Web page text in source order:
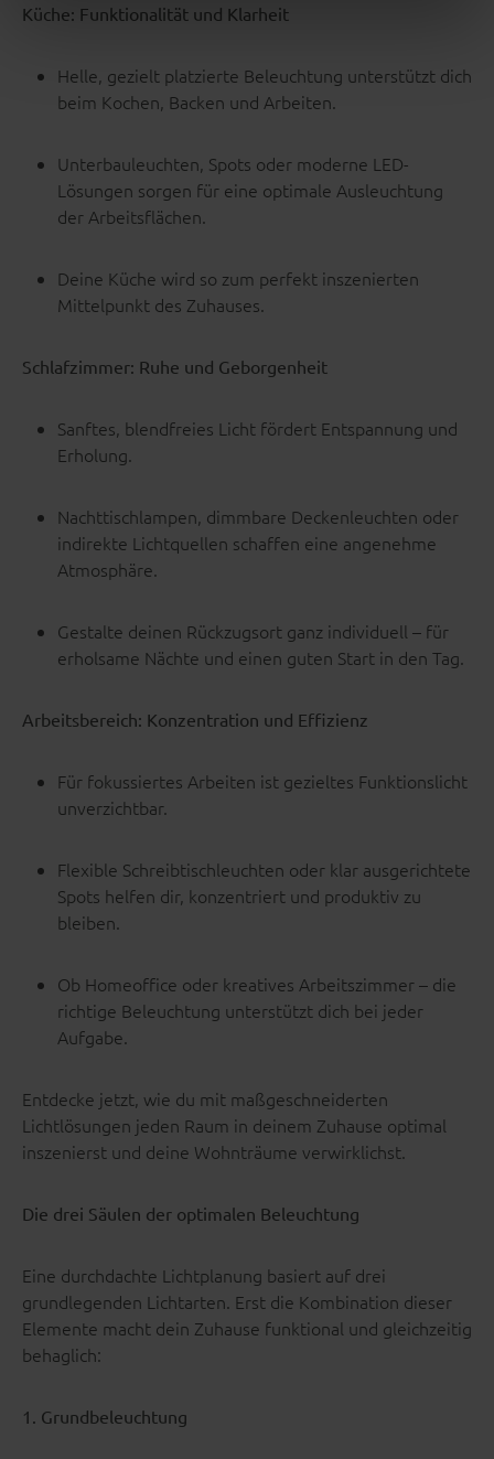
Küche: Funktionalität und Klarheit
Helle, gezielt platzierte Beleuchtung unterstützt dich
beim Kochen, Backen und Arbeiten.
Unterbauleuchten, Spots oder moderne LED-
Lösungen sorgen für eine optimale Ausleuchtung
der Arbeitsflächen.
Deine Küche wird so zum perfekt inszenierten
Mittelpunkt des Zuhauses.
Schlafzimmer: Ruhe und Geborgenheit
Sanftes, blendfreies Licht fördert Entspannung und
Erholung.
Nachttischlampen, dimmbare Deckenleuchten oder
indirekte Lichtquellen schaffen eine angenehme
Atmosphäre.
Gestalte deinen Rückzugsort ganz individuell – für
erholsame Nächte und einen guten Start in den Tag.
Arbeitsbereich: Konzentration und Effizienz
Für fokussiertes Arbeiten ist gezieltes Funktionslicht
unverzichtbar.
Flexible Schreibtischleuchten oder klar ausgerichtete
Spots helfen dir, konzentriert und produktiv zu
bleiben.
Ob Homeoffice oder kreatives Arbeitszimmer – die
richtige Beleuchtung unterstützt dich bei jeder
Aufgabe.
Entdecke jetzt, wie du mit maßgeschneiderten
Lichtlösungen jeden Raum in deinem Zuhause optimal
inszenierst und deine Wohnträume verwirklichst.
Die drei Säulen der optimalen Beleuchtung
Eine durchdachte Lichtplanung basiert auf drei
grundlegenden Lichtarten. Erst die Kombination dieser
Elemente macht dein Zuhause funktional und gleichzeitig
behaglich:
1. Grundbeleuchtung